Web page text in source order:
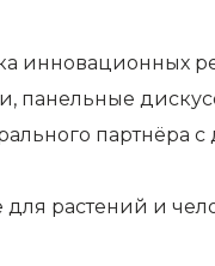
инновационных
панельные
растений и